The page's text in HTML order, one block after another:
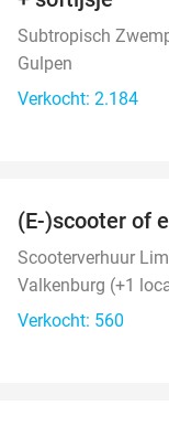
Subtropisch
Gulpen
Verkocht: 2.184
(E-)scooter of
Scooterverhuur
Valkenburg (+1
Verkocht: 560